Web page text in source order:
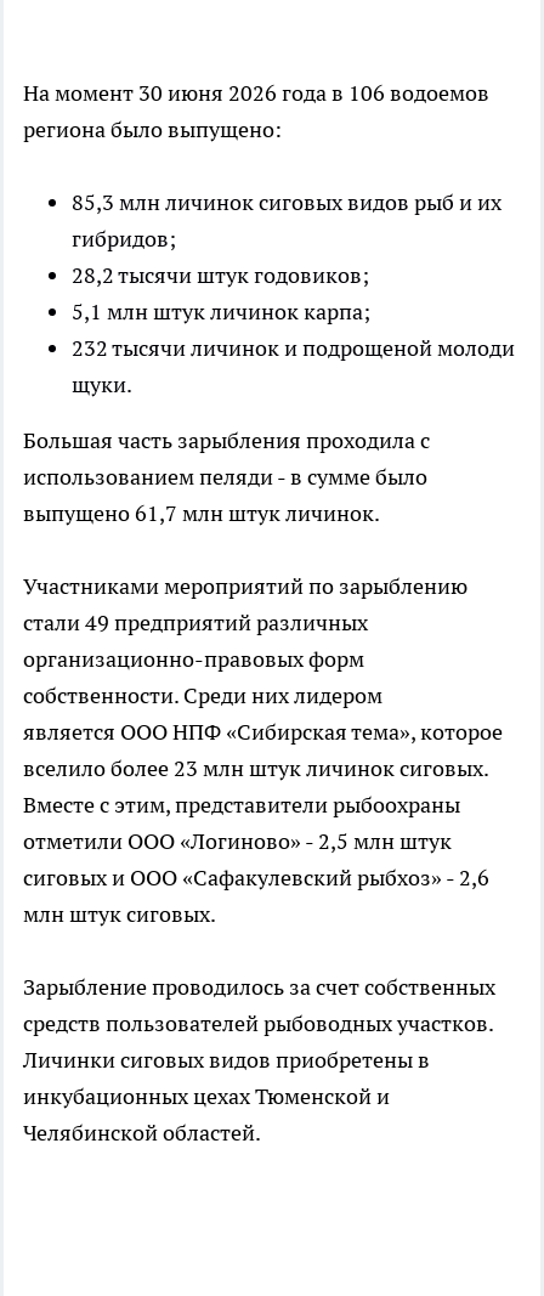
На момент 30 июня 2026 года в 106 водоемов
региона было выпущено:
85,3 млн личинок сиговых видов рыб и их
гибридов;
28,2 тысячи штук годовиков;
5,1 млн штук личинок карпа;
232 тысячи личинок и подрощеной молоди
щуки.
Большая часть зарыбления проходила с
использованием пеляди - в сумме было
выпущено 61,7 млн штук личинок.
Участниками мероприятий по зарыблению
стали 49 предприятий различных
организационно-правовых форм
собственности. Среди них лидером
является ООО НПФ «Сибирская тема», которое
вселило более 23 млн штук личинок сиговых.
Вместе с этим, представители рыбоохраны
отметили ООО «Логиново» - 2,5 млн штук
сиговых и ООО «Сафакулевский рыбхоз» - 2,6
млн штук сиговых.
Зарыбление проводилось за счет собственных
средств пользователей рыбоводных участков.
Личинки сиговых видов приобретены в
инкубационных цехах Тюменской и
Челябинской областей.